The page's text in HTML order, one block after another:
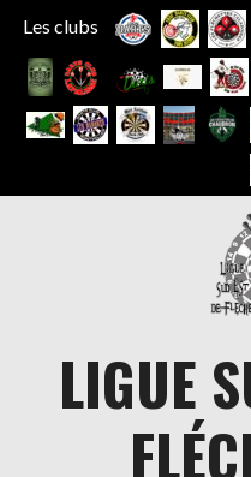
Les clubs
LIGUE